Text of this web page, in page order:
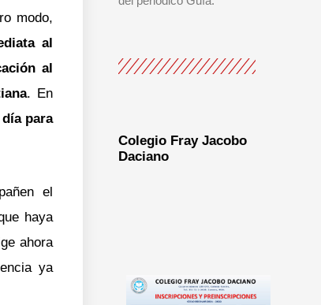
modo,
al
al
. En
para
el
haya
ahora
ya
Colegio Fray Jacobo
Daciano